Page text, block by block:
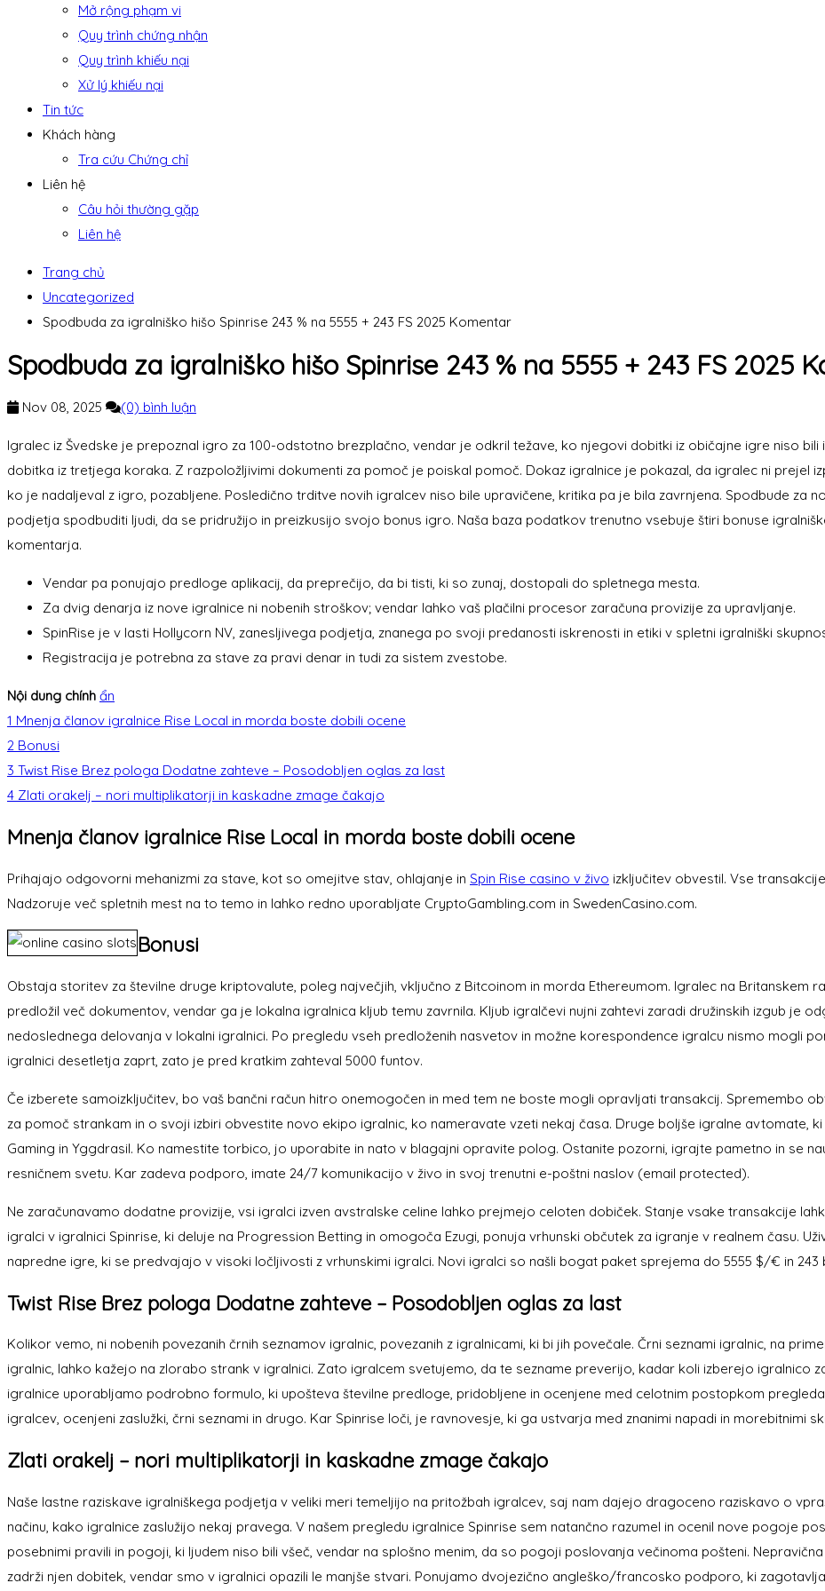
Mở rộng phạm vi
Quy trình chứng nhận
Quy trình khiếu nại
Xử lý khiếu nại
Tin tức
Khách hàng
Tra cứu Chứng chỉ
Liên hệ
Câu hỏi thường gặp
Liên hệ
Trang chủ
Uncategorized
Spodbuda za igralniško hišo Spinrise 243 % na 5555 + 243 FS 2025 Komentar
Spodbuda za igralniško hišo Spinrise 243 % na 5555 + 243 FS 2025
Nov 08, 2025 (0) bình luận
Igralec iz Švedske je prepoznal igro za 100-odstotno brezplačno, vendar je odkril težave, ko njegovi dobitki iz običajne igre niso
dobitka iz tretjega koraka. Z razpoložljivimi dokumenti za pomoč je poiskal pomoč. Dokaz igralnice je pokazal, da igralec ni prejel
ko je nadaljeval z igro, pozabljene. Posledično trditve novih igralcev niso bile upravičene, kritika pa je bila zavrnjena. Spodbude za
podjetja spodbuditi ljudi, da se pridružijo in preizkusijo svojo bonus igro. Naša baza podatkov trenutno vsebuje štiri bonuse
komentarja.
Vendar pa ponujajo predloge aplikacij, da preprečijo, da bi tisti, ki so zunaj, dostopali do spletnega mesta.
Za dvig denarja iz nove igralnice ni nobenih stroškov; vendar lahko vaš plačilni procesor zaračuna provizije za upravljanje.
SpinRise je v lasti Hollycorn NV, zanesljivega podjetja, znanega po svoji predanosti iskrenosti in etiki v spletni igralniški
Registracija je potrebna za stave za pravi denar in tudi za sistem zvestobe.
Nội dung chính ẩn
1 Mnenja članov igralnice Rise Local in morda boste dobili ocene
2 Bonusi
3 Twist Rise Brez pologa Dodatne zahteve – Posodobljen oglas za last
4 Zlati orakelj – nori multiplikatorji in kaskadne zmage čakajo
Mnenja članov igralnice Rise Local in morda boste dobili ocene
Prihajajo odgovorni mehanizmi za stave, kot so omejitve stav, ohlajanje in Spin Rise casino v živo izključitev obvestil. Vse
Nadzoruje več spletnih mest na to temo in lahko redno uporabljate CryptoGambling.com in SwedenCasino.com.
Bonusi
Obstaja storitev za številne druge kriptovalute, poleg največjih, vključno z Bitcoinom in morda Ethereumom. Igralec na Britanskem
predložil več dokumentov, vendar ga je lokalna igralnica kljub temu zavrnila. Kljub igralčevi nujni zahtevi zaradi družinskih izgub je
nedoslednega delovanja v lokalni igralnici. Po pregledu vseh predloženih nasvetov in možne korespondence igralcu nismo mogli
igralnici desetletja zaprt, zato je pred kratkim zahteval 5000 funtov.
Če izberete samoizključitev, bo vaš bančni račun hitro onemogočen in med tem ne boste mogli opravljati transakcij. Spremembo
za pomoč strankam in o svoji izbiri obvestite novo ekipo igralnic, ko nameravate vzeti nekaj časa. Druge boljše igralne avtomate,
Gaming in Yggdrasil. Ko namestite torbico, jo uporabite in nato v blagajni opravite polog. Ostanite pozorni, igrajte pametno in se
resničnem svetu. Kar zadeva podporo, imate 24/7 komunikacijo v živo in svoj trenutni e-poštni naslov (email protected).
Ne zaračunavamo dodatne provizije, vsi igralci izven avstralske celine lahko prejmejo celoten dobiček. Stanje vsake transakcije
igralci v igralnici Spinrise, ki deluje na Progression Betting in omogoča Ezugi, ponuja vrhunski občutek za igranje v realnem času.
napredne igre, ki se predvajajo v visoki ločljivosti z vrhunskimi igralci. Novi igralci so našli bogat paket sprejema do 5555 $/€ in
Twist Rise Brez pologa Dodatne zahteve – Posodobljen oglas za last
Kolikor vemo, ni nobenih povezanih črnih seznamov igralnic, povezanih z igralnicami, ki bi jih povečale. Črni seznami igralnic, na
igralnic, lahko kažejo na zlorabo strank v igralnici. Zato igralcem svetujemo, da te sezname preverijo, kadar koli izberejo igralnico
igralnice uporabljamo podrobno formulo, ki upošteva številne predloge, pridobljene in ocenjene med celotnim postopkom
igralcev, ocenjeni zaslužki, črni seznami in drugo. Kar Spinrise loči, je ravnovesje, ki ga ustvarja med znanimi napadi in morebitnimi
Zlati orakelj – nori multiplikatorji in kaskadne zmage čakajo
Naše lastne raziskave igralniškega podjetja v veliki meri temeljijo na pritožbah igralcev, saj nam dajejo dragoceno raziskavo o
načinu, kako igralnice zaslužijo nekaj pravega. V našem pregledu igralnice Spinrise sem natančno razumel in ocenil nove pogoje
posebnimi pravili in pogoji, ki ljudem niso bili všeč, vendar na splošno menim, da so pogoji poslovanja večinoma pošteni.
zadrži njen dobitek, vendar smo v igralnici opazili le manjše stvari. Ponujamo dvojezično angleško/francosko podporo, ki